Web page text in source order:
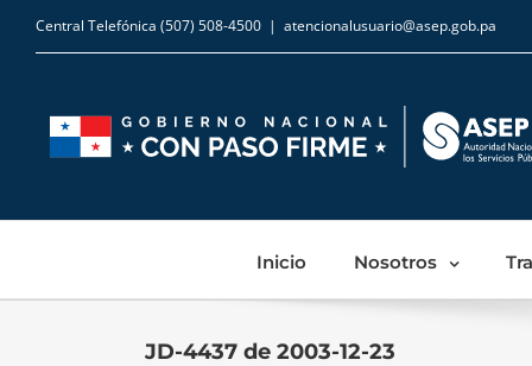
Central Telefónica (507) 508-4500 | atencionalusuario@asep.gob.pa
Inicio Nosotros
JD-4437 de 2003-12-23